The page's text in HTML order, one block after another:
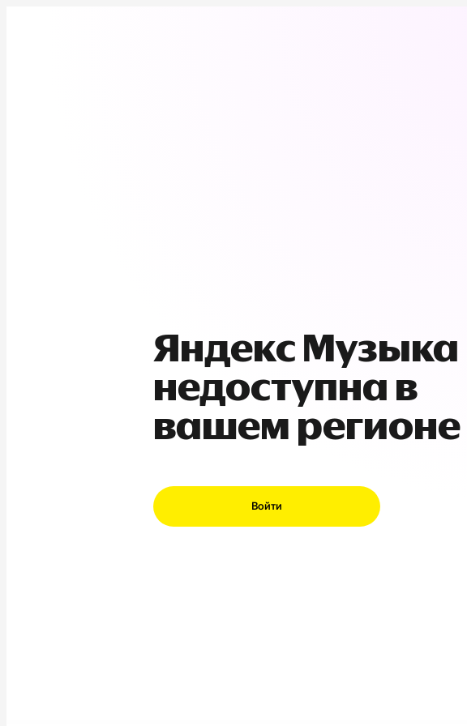
Яндекс Музыка
недоступна в
вашем регионе
Войти